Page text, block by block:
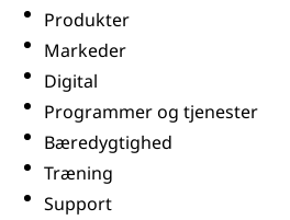
Produkter
Markeder
Digital
Programmer og tjenester
Bæredygtighed
Træning
Support